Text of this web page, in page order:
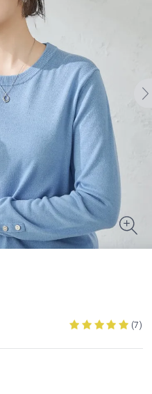
(7)